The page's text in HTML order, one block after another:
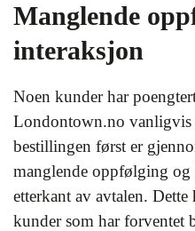
Manglende
interaksjon
Noen kunder har
Londontown.no vanligvis
bestillingen først er
manglende oppfølging og
etterkant av avtalen.
kunder som har forventet